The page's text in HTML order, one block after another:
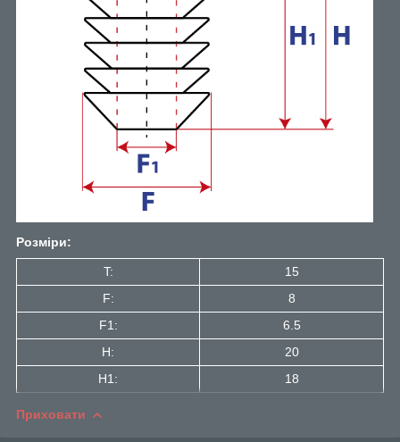
Розміри:
T:
15
F:
8
F1:
6.5
H:
20
H1:
18
Приховати